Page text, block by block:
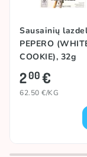
ŽEMĖS
Sausainių
PEPERO
COOKIE), 32g
200€
62.50 €/KG